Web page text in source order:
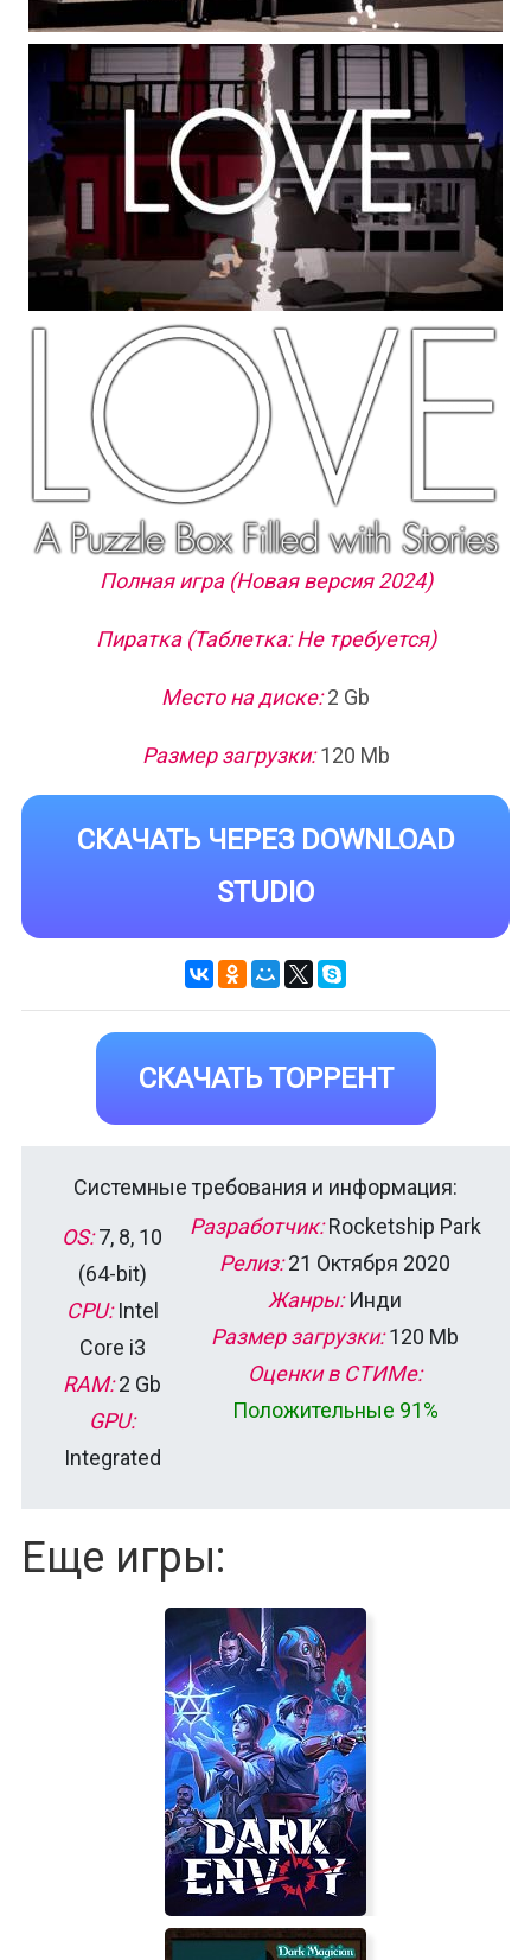
Полная игра (Новая версия 2024)
Пиратка (Таблетка: Не требуется)
Место на диске:2 Gb
Размер загрузки:120 Mb
СКАЧАТЬ ЧЕРЕЗ DOWNLOAD
STUDIO
СКАЧАТЬ ТОРРЕНТ
Системные требования и информация:
OS:7, 8, 10
(64-bit)
CPU:Intel
Core i3
RAM:2 Gb
GPU:
Integrated
Разработчик:Rocketship Park
Релиз:21 Октября 2020
Жанры:Инди
Размер загрузки:120 Mb
Оценки в СТИМе:
Положительные 91%
Еще игры: